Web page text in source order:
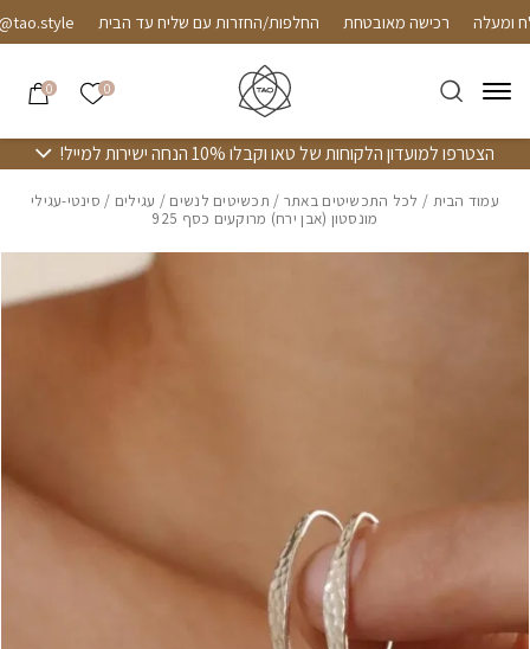
Skip to Contentרכישה מאובטחת החלפות/החזרות עם שליח עד הבית
0 הרשימה
0
הצטרפו למועדון הלקוחות של טאו וקבלו 10% הנחה ישירות למייל!
עמוד הבית / לכל התכשיטים באתר / תכשיטים לנשים / עגילים / סינטי-עגילי
מונסטון (אבן ירח) מרוקעים כסף 925
אזל מהמלאי
בחזרה למעלה